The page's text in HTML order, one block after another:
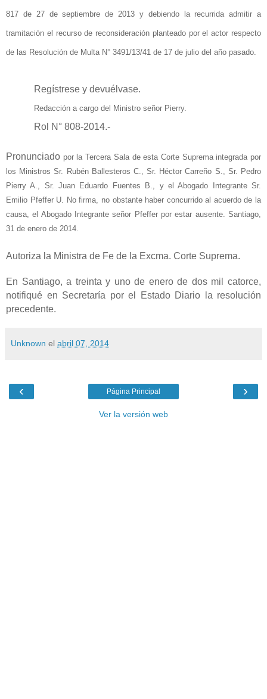
817 de 27 de septiembre de 2013 y debiendo la recurrida admitir a
tramitación el recurso de reconsideración planteado por el actor respecto
de las Resolución de Multa N° 3491/13/41 de 17 de julio del año pasado.
Regístrese y devuélvase.
Redacción a cargodel Ministro señor Pierry.
Rol N° 808-2014.-
Pronunciado por la Tercera Sala de esta Corte Suprema integrada por
los Ministros Sr. Rubén Ballesteros C., Sr. Héctor Carreño S., Sr. Pedro
Pierry A., Sr. Juan Eduardo Fuentes B., y el Abogado Integrante Sr.
Emilio Pfeffer U. No firma, no obstante haber concurrido al acuerdo de la
causa, el Abogado Integrante señor Pfeffer por estar ausente. Santiago,
31 de enero de 2014.
Autoriza la Ministra de Fe de la Excma. Corte Suprema.
En Santiago, a treinta y uno de enero de dos mil catorce,
notifiqué en Secretaría por el Estado Diario la resolución
precedente.
Unknown el abril 07, 2014
‹ ›
Página Principal
Ver la versión web